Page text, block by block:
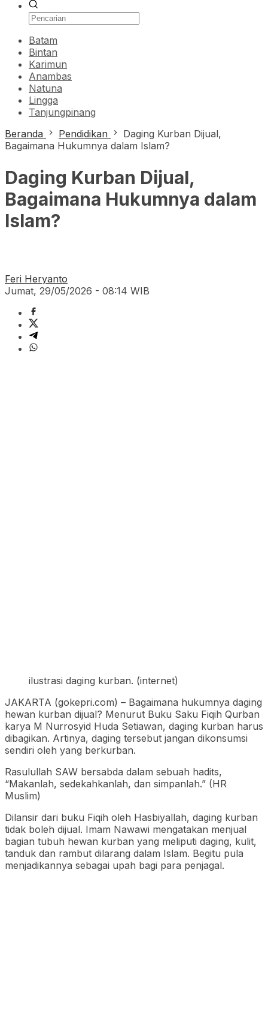
Batam
Bintan
Karimun
Anambas
Natuna
Lingga
Tanjungpinang
Beranda
Pendidikan
Daging Kurban Dijual,
Bagaimana Hukumnya dalam Islam?
Daging Kurban Dijual,
Bagaimana Hukumnya dalam
Islam?
Feri Heryanto
Jumat, 29/05/2026 - 08:14 WIB
ilustrasi daging kurban. (internet)
JAKARTA (gokepri.com) – Bagaimana hukumnya daging
hewan kurban dijual? Menurut Buku Saku Fiqih Qurban
karya M Nurrosyid Huda Setiawan, daging kurban harus
dibagikan. Artinya, daging tersebut jangan dikonsumsi
sendiri oleh yang berkurban.
Rasulullah SAW bersabda dalam sebuah hadits,
“Makanlah, sedekahkanlah, dan simpanlah.” (HR
Muslim)
Dilansir dari buku Fiqih oleh Hasbiyallah, daging kurban
tidak boleh dijual. Imam Nawawi mengatakan menjual
bagian tubuh hewan kurban yang meliputi daging, kulit,
tanduk dan rambut dilarang dalam Islam. Begitu pula
menjadikannya sebagai upah bagi para penjagal.